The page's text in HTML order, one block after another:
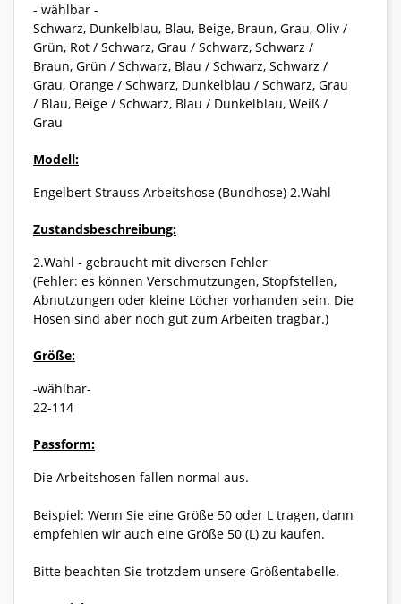
- wählbar -
Schwarz, Dunkelblau, Blau, Beige, Braun, Grau, Oliv /
Grün, Rot / Schwarz, Grau / Schwarz, Schwarz /
Braun, Grün / Schwarz, Blau / Schwarz, Schwarz /
Grau, Orange / Schwarz, Dunkelblau / Schwarz, Grau
/ Blau, Beige / Schwarz, Blau / Dunkelblau, Weiß /
Grau
Modell:
Engelbert Strauss Arbeitshose (Bundhose) 2.Wahl
Zustandsbeschreibung:
2.Wahl - gebraucht mit diversen Fehler
(Fehler: es können Verschmutzungen, Stopfstellen,
Abnutzungen oder kleine Löcher vorhanden sein. Die
Hosen sind aber noch gut zum Arbeiten tragbar.)
Größe:
-wählbar-
22-114
Passform:
Die Arbeitshosen fallen normal aus.
Beispiel: Wenn Sie eine Größe 50 oder L tragen, dann
empfehlen wir auch eine Größe 50 (L) zu kaufen.
Bitte beachten Sie trotzdem unsere Größentabelle.